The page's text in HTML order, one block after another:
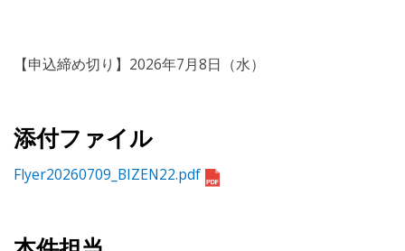
【申込締め切り】2026年7月8日（水）
添付ファイル
Flyer20260709_BIZEN22.pdf